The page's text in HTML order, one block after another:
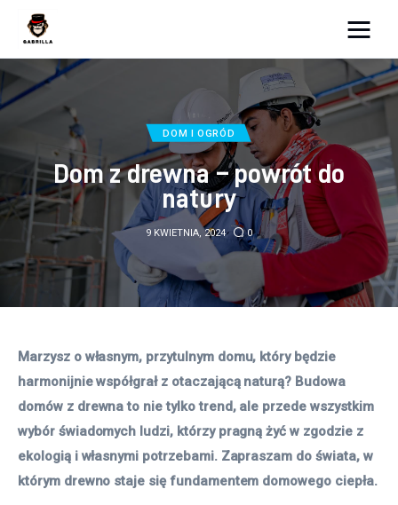
Lifestyle
Kunchnia i kulinaria
Zdrowie
Uroda
DOM I OGRÓD
Dom z drewna – powrót do
natury
9 KWIETNIA, 2024 0
Marzysz o własnym, przytulnym domu, który będzie
harmonijnie współgrał z otaczającą naturą? Budowa
domów z drewna to nie tylko trend, ale przede wszystkim
wybór świadomych ludzi, którzy pragną żyć w zgodzie z
ekologią i własnymi potrzebami. Zapraszam do świata, w
którym drewno staje się fundamentem domowego ciepła.